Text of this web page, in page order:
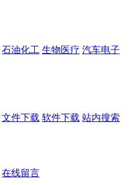
石油化工 生物医疗 汽车电子
文件下载 软件下载 站内搜索
在线留言